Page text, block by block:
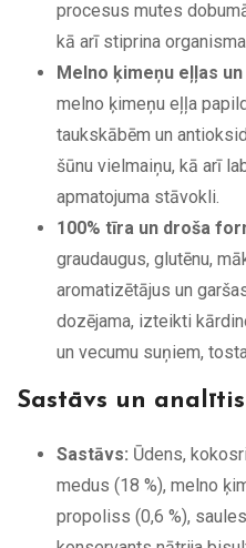
procesus mutes
kā arī stiprina
Melno ķimeņu eļļas
melno ķimeņu eļļa
taukskābēm un
šūnu vielmaiņu, kā arī
apmatojuma stāvokli.
100% tīra un droša
graudaugus, glutēnu,
aromatizētājus un
dozējama, izteikti
un vecumu suņiem,
Sastāvs un
Sastāvs: Ūdens,
medus (18 %), melno
propoliss (0,6 %),